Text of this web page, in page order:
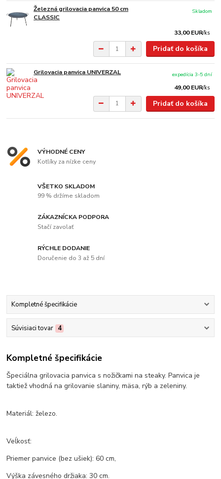
Železná grilovacia panvica 50 cm
CLASSIC
33,00 EUR/ks
Skladom
Pridať do košíka
Grilovacia panvica UNIVERZAL
49,00 EUR/ks
expedícia 3-5 dní
Pridať do košíka
VÝHODNÉ CENY
Kotlíky za nízke ceny
VŠETKO SKLADOM
99 % držíme skladom
ZÁKAZNÍCKA PODPORA
Stačí zavolať
RÝCHLE DODANIE
Doručenie do 3 až 5 dní
Kompletné špecifikácie
Súvisiaci tovar 4
Kompletné špecifikácie
Špeciálna grilovacia panvica s nožičkami na steaky. Panvica je
taktiež vhodná na grilovanie slaniny, mäsa, rýb a zeleniny.
Materiál: železo.
Veĺkosť:
Priemer panvice (bez ušiek): 60 cm,
Výška závesného držiaka: 30 cm.